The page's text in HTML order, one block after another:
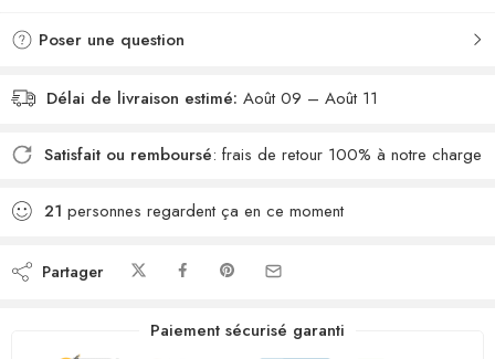
Poser une question
Délai de livraison estimé: Août 09 – Août 11
Satisfait ou remboursé: frais de retour 100% à notre charge
21 personnes regardent ça en ce moment
Partager
Paiement sécurisé garanti